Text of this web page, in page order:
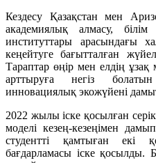
Кездесу Қазақстан мен
академиялық алмасу,
институттары арасындағы
кеңейтуге бағытталған
Тараптар өңір мен елдің ұзақ
арттыруға негіз
инновациялық экожүйені
2022 жылы іске қосылған
моделі кезең-кезеңімен
студентті қамтыған екі
бағдарламасы іске қосылды.